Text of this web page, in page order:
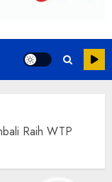
Raih WTP